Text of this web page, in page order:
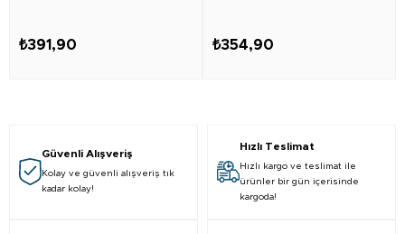
₺391,90 ₺354,90
Güvenli Alışveriş
Kolay ve güvenli alışveriş tık
kadar kolay!
Hızlı Teslimat
Hızlı kargo ve teslimat ile
ürünler bir gün içerisinde
kargoda!